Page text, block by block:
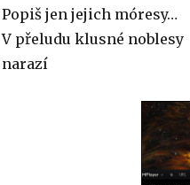
Popiš jen jejich móresy…
V přeludu klusné noblesy
narazí